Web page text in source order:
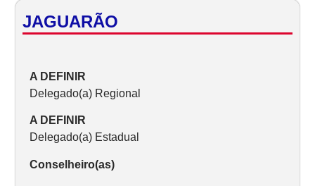
JAGUARÃO
A DEFINIR
Delegado(a) Regional
A DEFINIR
Delegado(a) Estadual
Conselheiro(as)